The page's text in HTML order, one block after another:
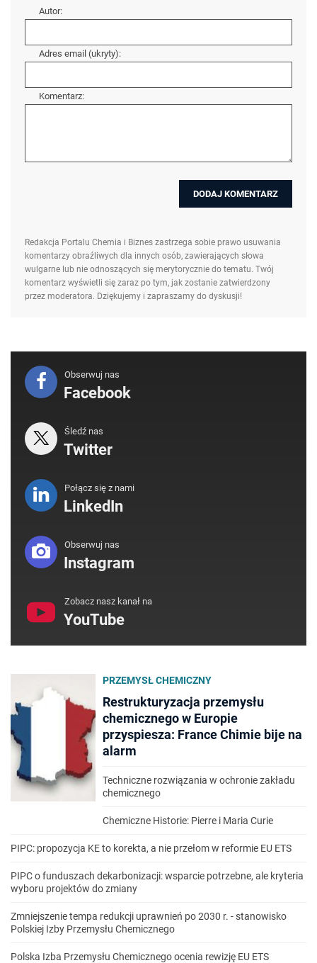
Autor:
Adres email (ukryty):
Komentarz:
Redakcja Portalu Chemia i Biznes zastrzega sobie prawo usuwania
komentarzy obraźliwych dla innych osób, zawierających słowa
wulgarne lub nie odnoszących się merytorycznie do tematu. Twój
komentarz wyświetli się zaraz po tym, jak zostanie zatwierdzony
przez moderatora. Dziękujemy i zapraszamy do dyskusji!
Obserwuj nas
Facebook
Śledź nas
Twitter
Połącz się z nami
LinkedIn
Obserwuj nas
Instagram
Zobacz nasz kanał na
YouTube
PRZEMYSŁ CHEMICZNY
Restrukturyzacja przemysłu
chemicznego w Europie
przyspiesza: France Chimie bije na
alarm
Techniczne rozwiązania w ochronie zakładu
chemicznego
Chemiczne Historie: Pierre i Maria Curie
PIPC: propozycja KE to korekta, a nie przełom w reformie EU ETS
PIPC o funduszach dekarbonizacji: wsparcie potrzebne, ale kryteria
wyboru projektów do zmiany
Zmniejszenie tempa redukcji uprawnień po 2030 r. - stanowisko
Polskiej Izby Przemysłu Chemicznego
Polska Izba Przemysłu Chemicznego ocenia rewizję EU ETS